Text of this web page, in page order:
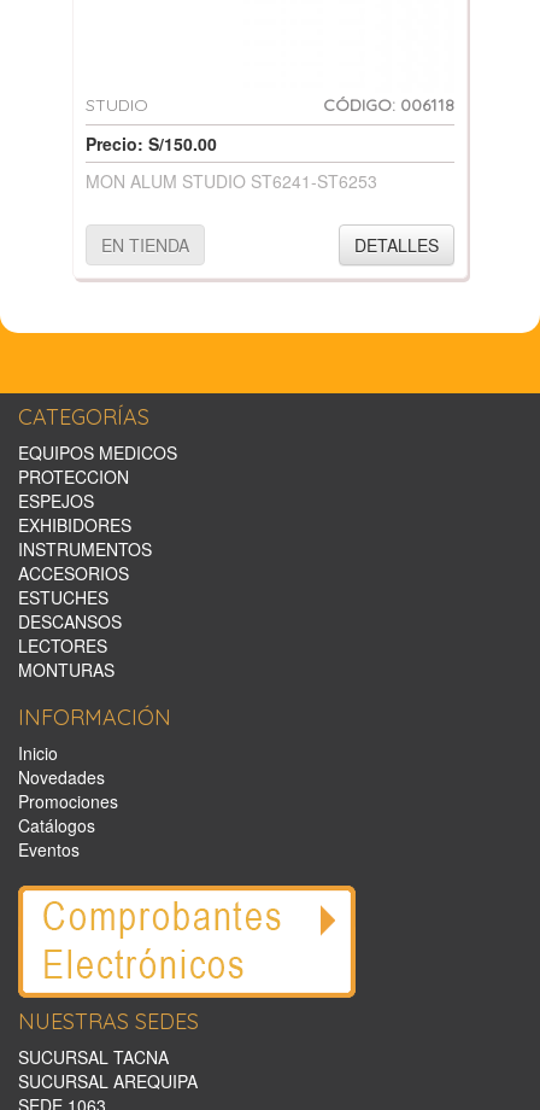
STUDIO CÓDIGO: 006118
Precio: S/150.00
MON ALUM STUDIO ST6241-ST6253
EN TIENDA DETALLES
CATEGORÍAS
EQUIPOS MEDICOS
PROTECCION
ESPEJOS
EXHIBIDORES
INSTRUMENTOS
ACCESORIOS
ESTUCHES
DESCANSOS
LECTORES
MONTURAS
INFORMACIÓN
Inicio
Novedades
Promociones
Catálogos
Eventos
NUESTRAS SEDES
SUCURSAL TACNA
SUCURSAL AREQUIPA